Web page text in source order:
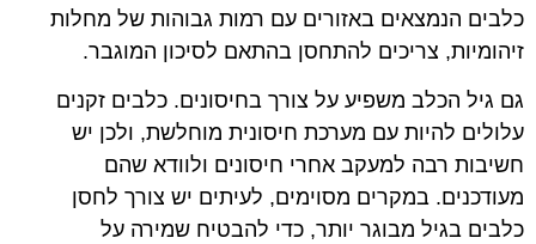
כלבים הנמצאים באזורים עם רמות גבוהות של מחלות
זיהומיות, צריכים להתחסן בהתאם לסיכון המוגבר.
גם גיל הכלב משפיע על צורך בחיסונים. כלבים זקנים
עלולים להיות עם מערכת חיסונית מוחלשת, ולכן יש
חשיבות רבה למעקב אחרי חיסונים ולוודא שהם
מעודכנים. במקרים מסוימים, לעיתים יש צורך לחסן
כלבים בגיל מבוגר יותר, כדי להבטיח שמירה על